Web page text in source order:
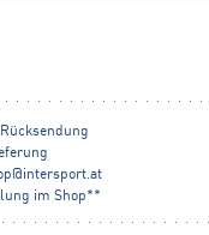
@intersport.at
im Shop**